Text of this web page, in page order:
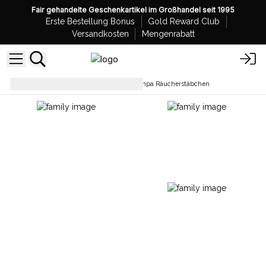
Fair gehandelte Geschenkartikel im Großhandel seit 1995
Erste Bestellung Bonus
Gold Reward Club
Versandkosten
Mengenrabatt
Nag Champa Räucherstäbchen